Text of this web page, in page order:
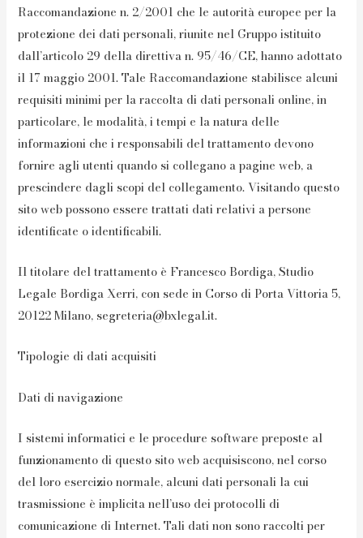
Raccomandazione n. 2/2001 che le autorità europee per la
protezione dei dati personali, riunite nel Gruppo istituito
dall’articolo 29 della direttiva n. 95/46/CE, hanno adottato
il 17 maggio 2001. Tale Raccomandazione stabilisce alcuni
requisiti minimi per la raccolta di dati personali online, in
particolare, le modalità, i tempi e la natura delle
informazioni che i responsabili del trattamento devono
fornire agli utenti quando si collegano a pagine web, a
prescindere dagli scopi del collegamento. Visitando questo
sito web possono essere trattati dati relativi a persone
identificate o identificabili.
Il titolare del trattamento è Francesco Bordiga, Studio
Legale Bordiga Xerri, con sede in Corso di Porta Vittoria 5,
20122 Milano, segreteria@bxlegal.it.
Tipologie di dati acquisiti
Dati di navigazione
I sistemi informatici e le procedure software preposte al
funzionamento di questo sito web acquisiscono, nel corso
del loro esercizio normale, alcuni dati personali la cui
trasmissione è implicita nell’uso dei protocolli di
comunicazione di Internet. Tali dati non sono raccolti per